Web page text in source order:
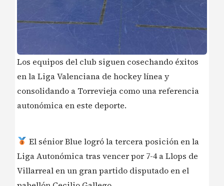
Los equipos del club siguen cosechando éxitos
en la Liga Valenciana de hockey línea y
consolidando a Torrevieja como una referencia
autonómica en este deporte.
El sénior Blue logró la tercera posición en la
Liga Autonómica tras vencer por 7-4 a Llops de
Villarreal en un gran partido disputado en el